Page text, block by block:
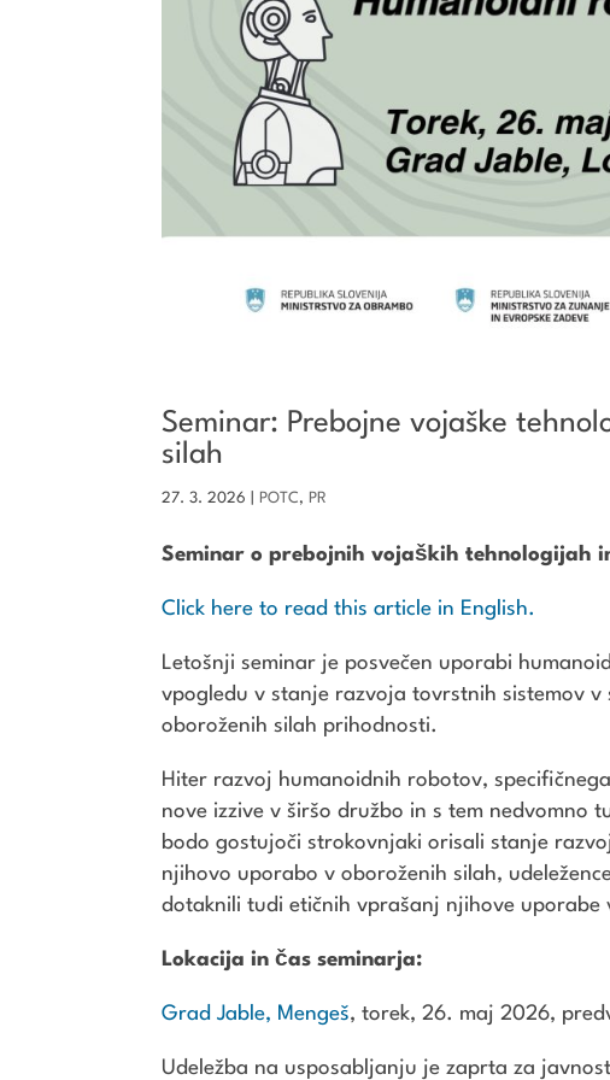
Seminar: Prebojne vojaške
silah
27. 3. 2026 POTC, PR
Seminar o prebojnih vojaških tehnologijah
Click here to read this article in English.
Letošnji seminar je posvečen uporabi
vpogledu v stanje razvoja tovrstnih sistemov
oboroženih silah prihodnosti.
Hiter razvoj humanoidnih robotov,
nove izzive v širšo družbo in s tem nedvomno
bodo gostujoči strokovnjaki orisali stanje
njihovo uporabo v oboroženih silah,
dotaknili tudi etičnih vprašanj njihove uporabe
Lokacija in čas seminarja:
Grad Jable, Mengeš, torek, 26. maj 2026,
Udeležba na usposabljanju je zaprta za